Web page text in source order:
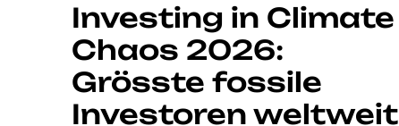
Investing in Climate
Chaos 2026:
Grösste fossile
Investoren weltweit